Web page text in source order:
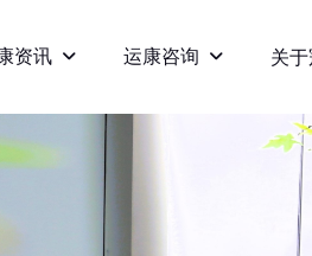
资讯 运康咨询 关于